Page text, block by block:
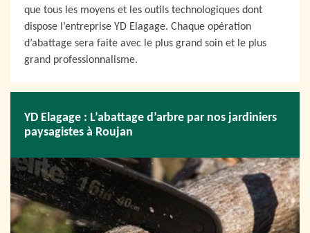
que tous les moyens et les outils technologiques dont
dispose l’entreprise YD Elagage. Chaque opération
d’abattage sera faite avec le plus grand soin et le plus
grand professionnalisme.
YD Elagage : L’abattage d’arbre par nos jardiniers
paysagistes à Roujan